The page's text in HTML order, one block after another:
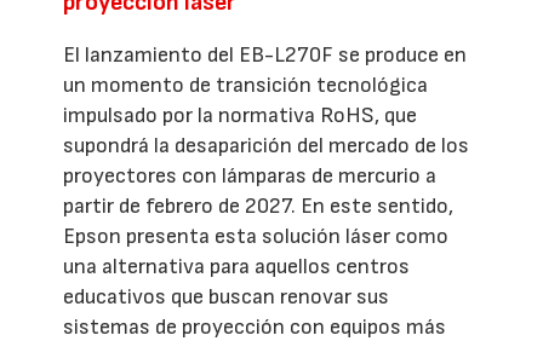
El lanzamiento del EB-L270F se produce en
un momento de transición tecnológica
impulsado por la normativa RoHS, que
supondrá la desaparición del mercado de los
proyectores con lámparas de mercurio a
partir de febrero de 2027. En este sentido,
Epson presenta esta solución láser como
una alternativa para aquellos centros
educativos que buscan renovar sus
sistemas de proyección con equipos más